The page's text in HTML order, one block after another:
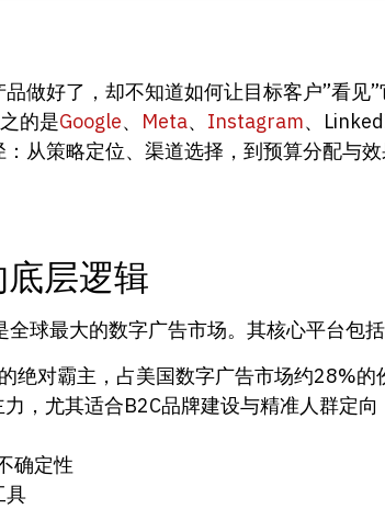
做好了，却不知道如何让目标客户”看见
的是Google、 Meta、 Instagram、
从策略定位、渠道选择，到预算分配与
层逻辑
球最大的数字广告市场。其核心平台包括
绝对霸主，占美国数字广告市场约28%的
力，尤其适合B2C品牌建设与精准人群定向
确定性
具